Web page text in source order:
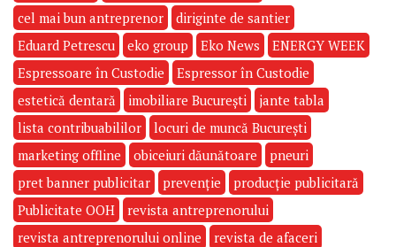
cel mai bun antreprenor
diriginte de santier
Eduard Petrescu
eko group Eko News
ENERGY WEEK
Espressoare în Custodie
Espressor în Custodie
estetică dentară
imobiliare București
jante tabla
lista contribuabililor
locuri de muncă București
marketing offline
obiceiuri dăunătoare
pneuri
pret banner publicitar
prevenție
producție publicitară
Publicitate OOH
revista antreprenorului
revista antreprenorului online
revista de afaceri